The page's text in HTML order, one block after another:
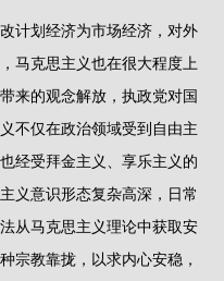
计划经济为市场经济，对外
马克思主义也在很大程度上
来的观念解放，执政党对国
不仅在政治领域受到自由主
经受拜金主义、享乐主义的
义意识形态复杂高深，日常
从马克思主义理论中获取安
宗教靠拢，以求内心安稳，